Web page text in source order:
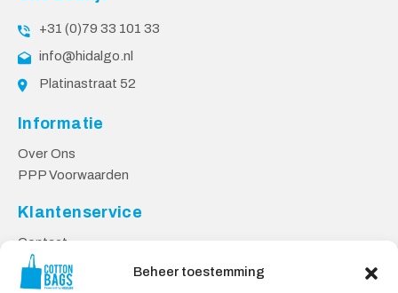
Beheer toestemming
+31 (0)79 33 101 33
info@hidalgo.nl
Platinastraat 52
Informatie
Over Ons
PPP Voorwaarden
Klantenservice
Contact
Privacy Voorwaarden
Levering en Retourneren